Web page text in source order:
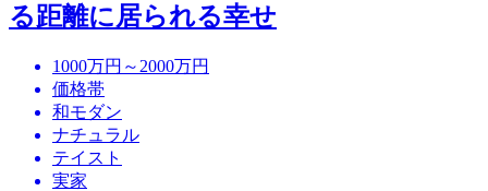
る距離に居られる幸せ
1000万円～2000万円
価格帯
和モダン
ナチュラル
テイスト
実家